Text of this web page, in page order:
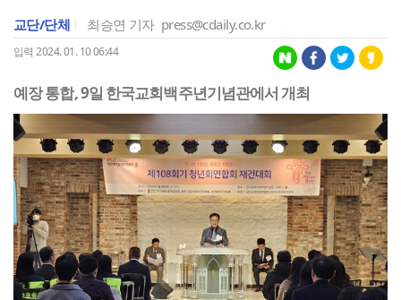
교단/단체 최승연 기자 press@cdaily.co.kr
입력 2024. 01. 10 06:44
예장 통합, 9일 한국교회백주년기념관에서 개최